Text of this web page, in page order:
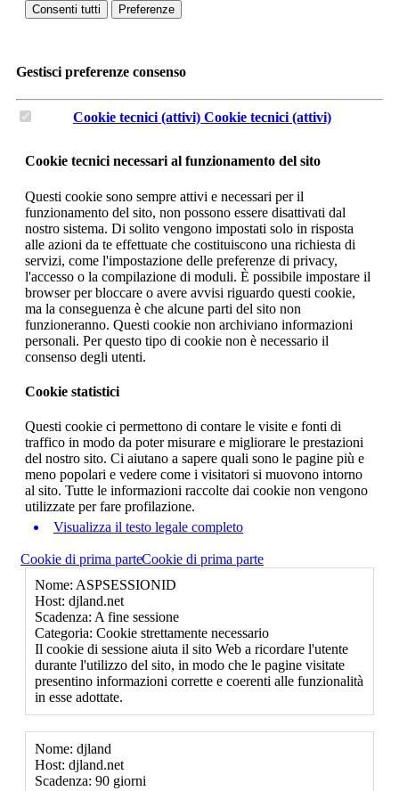
Consenti tutti Preferenze
Gestisci preferenze consenso
Cookie tecnici (attivi) Cookie tecnici (attivi)
Cookie tecnici necessari al funzionamento del sito
Questi cookie sono sempre attivi e necessari per il
funzionamento del sito, non possono essere disattivati dal
nostro sistema. Di solito vengono impostati solo in risposta
alle azioni da te effettuate che costituiscono una richiesta di
servizi, come l'impostazione delle preferenze di privacy,
l'accesso o la compilazione di moduli. È possibile impostare il
browser per bloccare o avere avvisi riguardo questi cookie,
ma la conseguenza è che alcune parti del sito non
funzioneranno. Questi cookie non archiviano informazioni
personali. Per questo tipo di cookie non è necessario il
consenso degli utenti.
Cookie statistici
Questi cookie ci permettono di contare le visite e fonti di
traffico in modo da poter misurare e migliorare le prestazioni
del nostro sito. Ci aiutano a sapere quali sono le pagine più e
meno popolari e vedere come i visitatori si muovono intorno
al sito. Tutte le informazioni raccolte dai cookie non vengono
utilizzate per fare profilazione.
Visualizza il testo legale completo
Cookie di prima parteCookie di prima parte
Nome: ASPSESSIONID
Host: djland.net
Scadenza: A fine sessione
Categoria: Cookie strettamente necessario
Il cookie di sessione aiuta il sito Web a ricordare l'utente
durante l'utilizzo del sito, in modo che le pagine visitate
presentino informazioni corrette e coerenti alle funzionalità
in esse adottate.
Nome: djland
Host: djland.net
Scadenza: 90 giorni